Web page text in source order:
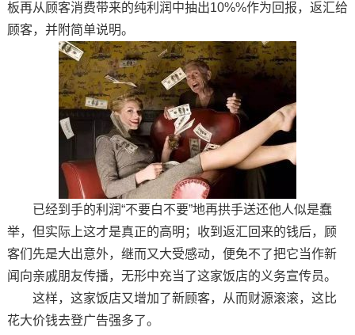
板再从顾客消费带来的纯利润中抽出10%%作为回报，返汇给
顾客，并附简单说明。
已经到手的利润“不要白不要”地再拱手送还他人似是蠢
举，但实际上这才是真正的高明；收到返汇回来的钱后，顾
客们先是大出意外，继而又大受感动，便免不了把它当作新
闻向亲戚朋友传播，无形中充当了这家饭店的义务宣传员。
这样，这家饭店又增加了新顾客，从而财源滚滚，这比
花大价钱去登广告强多了。